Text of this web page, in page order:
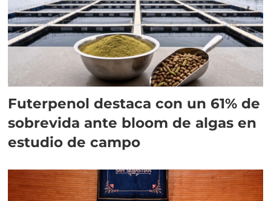
Futerpenol destaca con un 61% de
sobrevida ante bloom de algas en
estudio de campo